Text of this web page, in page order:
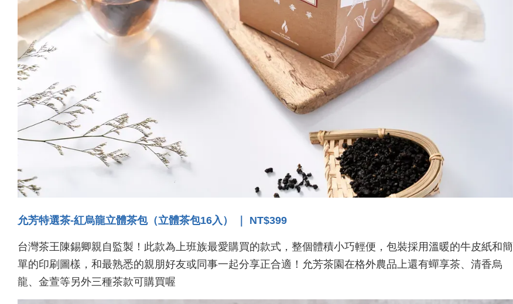
允芳特選茶-紅烏龍立體茶包（立體茶包16入） ｜ NT$399
台灣茶王陳錫卿親自監製！此款為上班族最愛購買的款式，整個體積小巧輕便，包裝採用溫暖的牛皮紙和簡
單的印刷圖樣，和最熟悉的親朋好友或同事一起分享正合適！允芳茶園在格外農品上還有蟬享茶、清香烏
龍、金萱等另外三種茶款可購買喔